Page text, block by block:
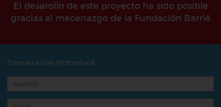
El desarollo de este proyecto ha sido posible
gracias al mecenazgo de la Fundación Barrié
Contacta con Pictoeduca